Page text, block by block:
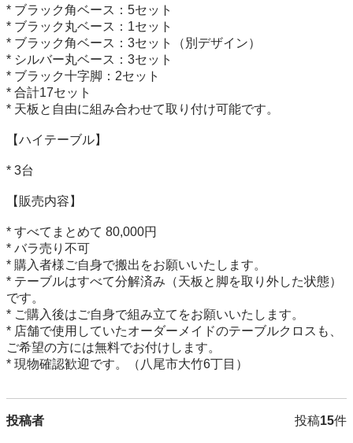
* ブラック角ベース：5セット
* ブラック丸ベース：1セット
* ブラック角ベース：3セット（別デザイン）
* シルバー丸ベース：3セット
* ブラック十字脚：2セット
* 合計17セット
* 天板と自由に組み合わせて取り付け可能です。
【ハイテーブル】
* 3台
【販売内容】
* すべてまとめて 80,000円
* バラ売り不可
* 購入者様ご自身で搬出をお願いいたします。
* テーブルはすべて分解済み（天板と脚を取り外した状態）
です。
* ご購入後はご自身で組み立てをお願いいたします。
* 店舗で使用していたオーダーメイドのテーブルクロスも、
ご希望の方には無料でお付けします。
* 現物確認歓迎です。（八尾市大竹6丁目）
投稿者 投稿15件